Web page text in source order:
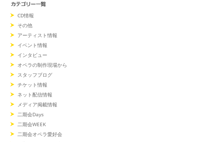
CD情報
その他
アーティスト情報
イベント情報
インタビュー
オペラの制作現場から
スタッフブログ
チケット情報
ネット配信情報
メディア掲載情報
二期会Days
二期会WEEK
二期会オペラ愛好会